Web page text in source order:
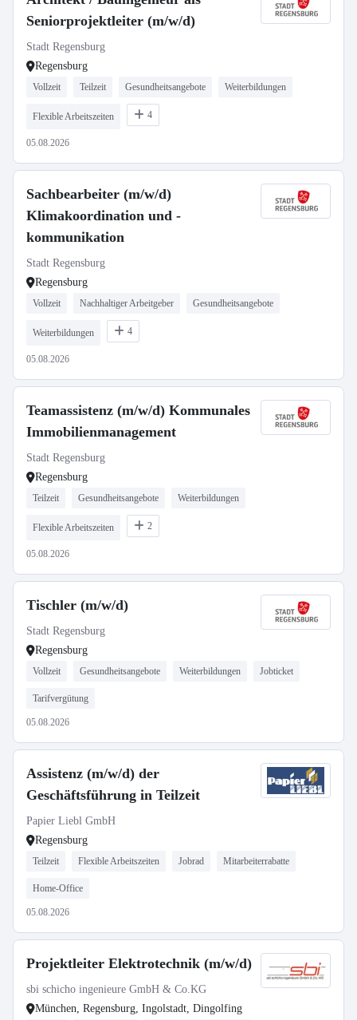
Seniorprojektleiter (m/w/d)
Stadt Regensburg
Regensburg
Vollzeit Teilzeit Gesundheitsangebote Weiterbildungen
Flexible Arbeitszeiten 4
05.08.2026
Sachbearbeiter (m/w/d)
Klimakoordination und -
kommunikation
Stadt Regensburg
Regensburg
Vollzeit Nachhaltiger Arbeitgeber Gesundheitsangebote
Weiterbildungen 4
05.08.2026
Teamassistenz (m/w/d) Kommunales
Immobilienmanagement
Stadt Regensburg
Regensburg
Teilzeit Gesundheitsangebote Weiterbildungen
Flexible Arbeitszeiten 2
05.08.2026
Tischler (m/w/d)
Stadt Regensburg
Regensburg
Vollzeit Gesundheitsangebote Weiterbildungen Jobticket
Tarifvergütung
05.08.2026
Assistenz (m/w/d) der
Geschäftsführung in Teilzeit
Papier Liebl GmbH
Regensburg
Teilzeit Flexible Arbeitszeiten Jobrad Mitarbeiterrabatte
Home-Office
05.08.2026
Projektleiter Elektrotechnik (m/w/d)
sbi schicho ingenieure GmbH & Co.KG
München, Regensburg, Ingolstadt, Dingolfing